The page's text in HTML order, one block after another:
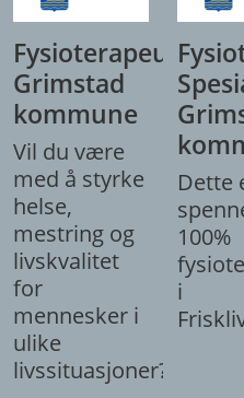
Fysioterapeut,
Grimstad
kommune
Vil du være
med å styrke
helse,
mestring og
livskvalitet
for
mennesker i
ulike
livssituasjoner?
Dette
100%
i